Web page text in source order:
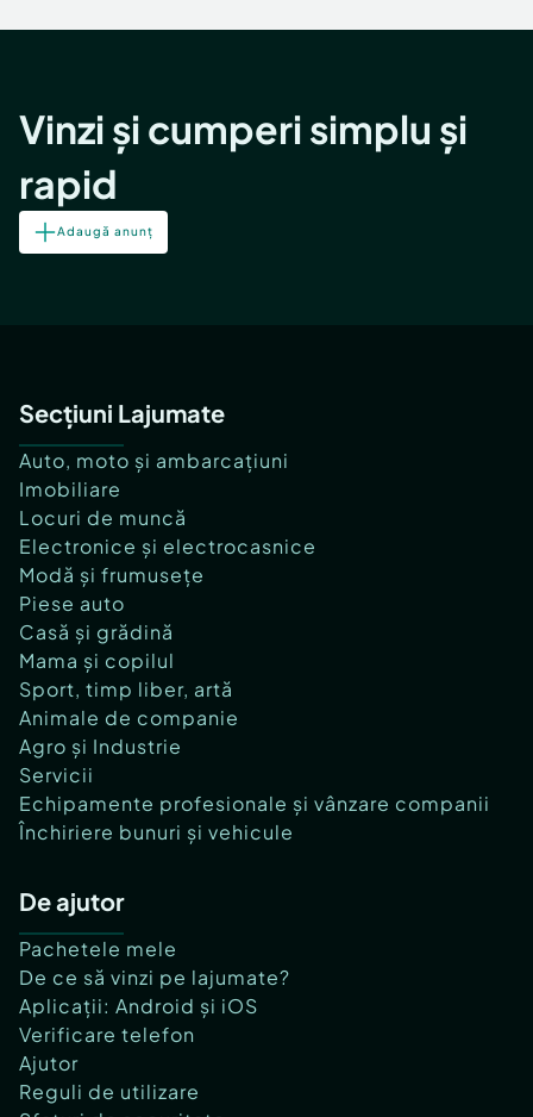
Servicii
Inchiriere Bunuri si Vehicule
Vinzi și cumperi simplu și
rapid
Adaugă anunț
Secțiuni Lajumate
Auto, moto și ambarcațiuni
Imobiliare
Locuri de muncă
Electronice și electrocasnice
Modă și frumusețe
Piese auto
Casă și grădină
Mama și copilul
Sport, timp liber, artă
Animale de companie
Agro și Industrie
Servicii
Echipamente profesionale și vânzare companii
Închiriere bunuri și vehicule
De ajutor
Pachetele mele
De ce să vinzi pe lajumate?
Aplicații: Android și iOS
Verificare telefon
Ajutor
Reguli de utilizare